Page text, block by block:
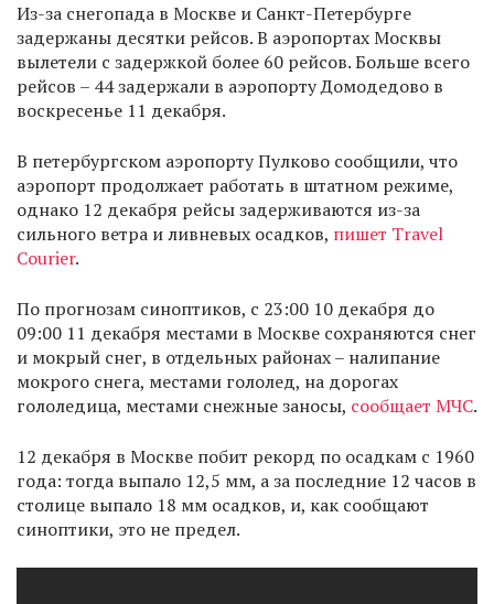
Из-за снегопада в Москве и Санкт-Петербурге
задержаны десятки рейсов. В аэропортах Москвы
вылетели с задержкой более 60 рейсов. Больше всего
рейсов – 44 задержали в аэропорту Домодедово в
воскресенье 11 декабря.
В петербургском аэропорту Пулково сообщили, что
аэропорт продолжает работать в штатном режиме,
однако 12 декабря рейсы задерживаются из-за
сильного ветра и ливневых осадков, пишет Travel
Courier.
По прогнозам синоптиков, с 23:00 10 декабря до
09:00 11 декабря местами в Москве сохраняются снег
и мокрый снег, в отдельных районах – налипание
мокрого снега, местами гололед, на дорогах
гололедица, местами снежные заносы, сообщает МЧС.
12 декабря в Москве побит рекорд по осадкам с 1960
года: тогда выпало 12,5 мм, а за последние 12 часов в
столице выпало 18 мм осадков, и, как сообщают
синоптики, это не предел.